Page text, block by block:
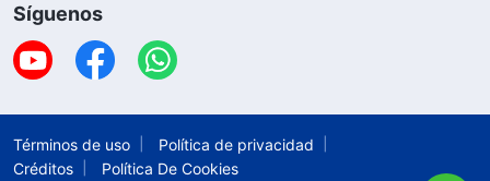
Síguenos
Términos de uso
Política de privacidad
Créditos
Política De Cookies